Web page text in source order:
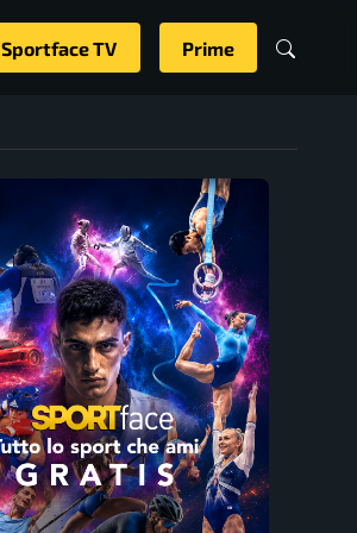
Sportface TV Prime